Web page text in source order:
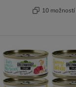
10 možností